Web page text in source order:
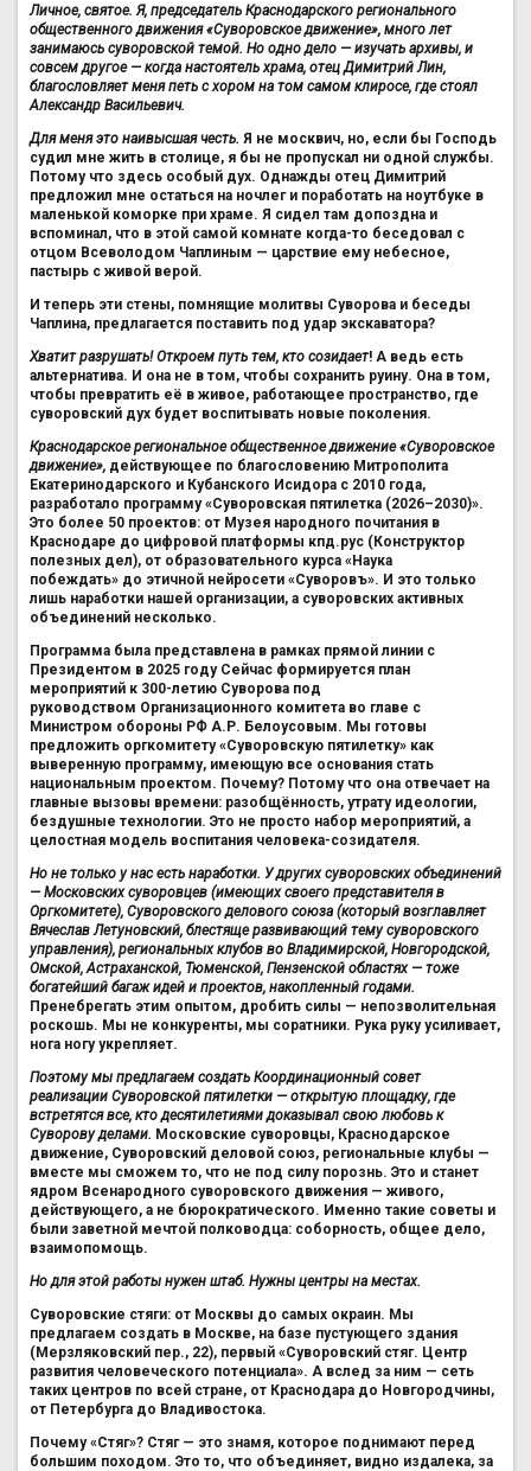
Личное, святое. Я, председатель Краснодарского регионального
общественного движения «Суворовское движение», много лет
занимаюсь суворовской темой. Но одно дело — изучать архивы, и
совсем другое — когда настоятель храма, отец Димитрий Лин,
благословляет меня петь с хором на том самом клиросе, где стоял
Александр Васильевич.
Для меня это наивысшая честь. Я не москвич, но, если бы Господь
судил мне жить в столице, я бы не пропускал ни одной службы.
Потому что здесь особый дух. Однажды отец Димитрий
предложил мне остаться на ночлег и поработать на ноутбуке в
маленькой коморке при храме. Я сидел там допоздна и
вспоминал, что в этой самой комнате когда-то беседовал с
отцом Всеволодом Чаплиным — царствие ему небесное,
пастырь с живой верой.
И теперь эти стены, помнящие молитвы Суворова и беседы
Чаплина, предлагается поставить под удар экскаватора?
Хватит разрушать! Откроем путь тем, кто созидает! А ведь есть
альтернатива. И она не в том, чтобы сохранить руину. Она в том,
чтобы превратить её в живое, работающее пространство, где
суворовский дух будет воспитывать новые поколения.
Краснодарское региональное общественное движение «Суворовское
движение», действующее по благословению Митрополита
Екатеринодарского и Кубанского Исидора с 2010 года,
разработало программу «Суворовская пятилетка (2026–2030)».
Это более 50 проектов: от Музея народного почитания в
Краснодаре до цифровой платформы кпд.рус (Конструктор
полезных дел), от образовательного курса «Наука
побеждать» до этичной нейросети «Суворовъ». И это только
лишь наработки нашей организации, а суворовских активных
объединений несколько.
Программа была представлена в рамках прямой линии с
Президентом в 2025 году Сейчас формируется план
мероприятий к 300-летию Суворова под
руководством Организационного комитета во главе с
Министром обороны РФ А.Р. Белоусовым. Мы готовы
предложить оргкомитету «Суворовскую пятилетку» как
выверенную программу, имеющую все основания стать
национальным проектом. Почему? Потому что она отвечает на
главные вызовы времени: разобщённость, утрату идеологии,
бездушные технологии. Это не просто набор мероприятий, а
целостная модель воспитания человека-созидателя.
Но не только у нас есть наработки. У других суворовских объединений
— Московских суворовцев (имеющих своего представителя в
Оргкомитете), Суворовского делового союза (который возглавляет
Вячеслав Летуновский, блестяще развивающий тему суворовского
управления), региональных клубов во Владимирской, Новгородской,
Омской, Астраханской, Тюменской, Пензенской областях — тоже
богатейший багаж идей и проектов, накопленный годами.
Пренебрегать этим опытом, дробить силы — непозволительная
роскошь. Мы не конкуренты, мы соратники. Рука руку усиливает,
нога ногу укрепляет.
Поэтому мы предлагаем создать Координационный совет
реализации Суворовской пятилетки — открытую площадку, где
встретятся все, кто десятилетиями доказывал свою любовь к
Суворову делами. Московские суворовцы, Краснодарское
движение, Суворовский деловой союз, региональные клубы —
вместе мы сможем то, что не под силу порознь. Это и станет
ядром Всенародного суворовского движения — живого,
действующего, а не бюрократического. Именно такие советы и
были заветной мечтой полководца: соборность, общее дело,
взаимопомощь.
Но для этой работы нужен штаб. Нужны центры на местах.
Суворовские стяги: от Москвы до самых окраин. Мы
предлагаем создать в Москве, на базе пустующего здания
(Мерзляковский пер., 22), первый «Суворовский стяг. Центр
развития человеческого потенциала». А вслед за ним — сеть
таких центров по всей стране, от Краснодара до Новгородчины,
от Петербурга до Владивостока.
Почему «Стяг»? Стяг — это знамя, которое поднимают перед
большим походом. Это то, что объединяет, видно издалека, за